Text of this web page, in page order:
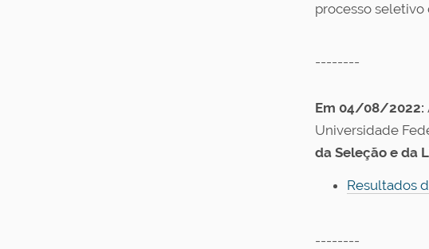
processo seletivo
--------
Em 04/08/2022:
Universidade
da Seleção e da
Resultados
--------